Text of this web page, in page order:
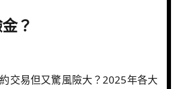
？
交易但又驚風險大？2025年各大